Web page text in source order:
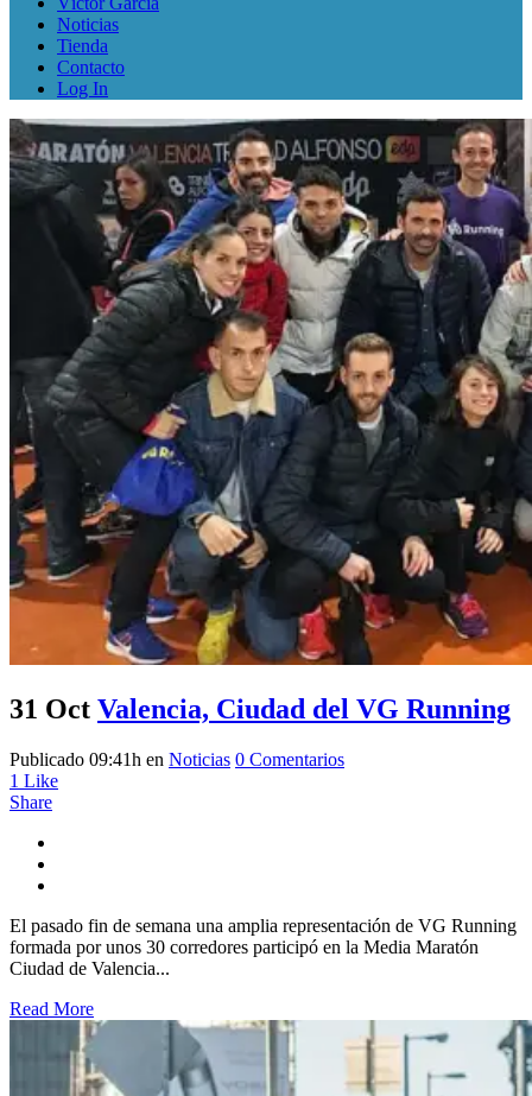
Noticias
Tienda
Contacto
Log In
31 Oct Valencia, Ciudad del VG Running
Publicado 09:41h en Noticias 0 Comentarios
1 Like
Share
El pasado fin de semana una amplia representación de VG Running
formada por unos 30 corredores participó en la Media Maratón
Ciudad de Valencia...
Read More